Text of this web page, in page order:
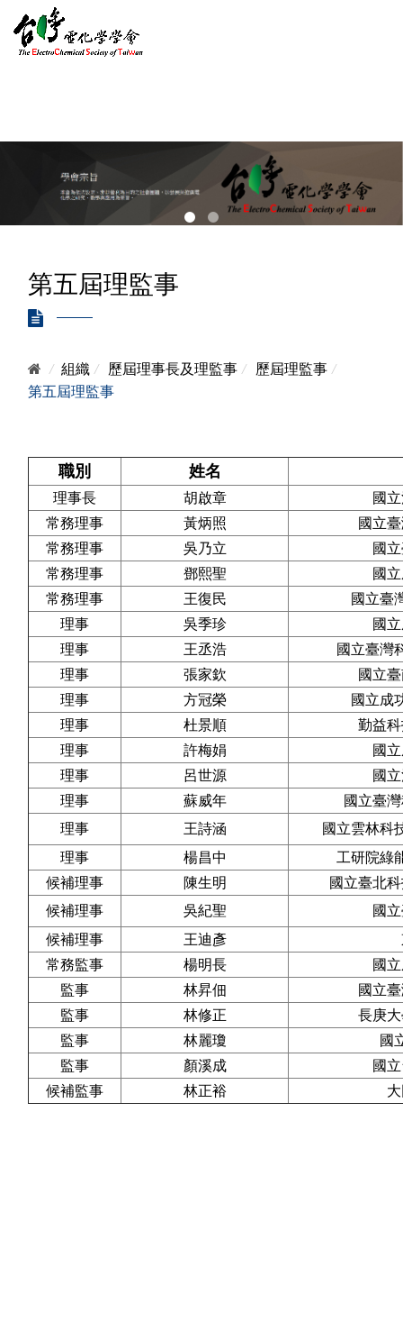
第五屆理監事
/ 組織 / 歷屆理事長及理監事 / 歷屆理監事 /
第五屆理監事
職別 姓名
理事長 胡啟章
國
常務理事
黃炳照
國立
常務理事
吳乃立
國
常務理事
鄧熙聖
國
常務理事
王復民
國立臺
理事
吳季珍
國
理事
王丞浩
國立臺灣
理事
張家欽
國立
理事
方冠榮
國立成
理事
杜景順
勤益
理事
許梅娟
國
理事
呂世源
國
理事
蘇威年
國立臺
理事
王詩涵
國立雲林科
理事
楊昌中
工研院綠
候補理事
陳生明
國立臺北
候補理事
吳紀聖
國
候補理事
王迪彥
常務監事
楊明長
國
監事
林昇佃
國立
監事
林修正
長庚
監事
林麗瓊
國
監事
顏溪成
國
候補監事
林正裕